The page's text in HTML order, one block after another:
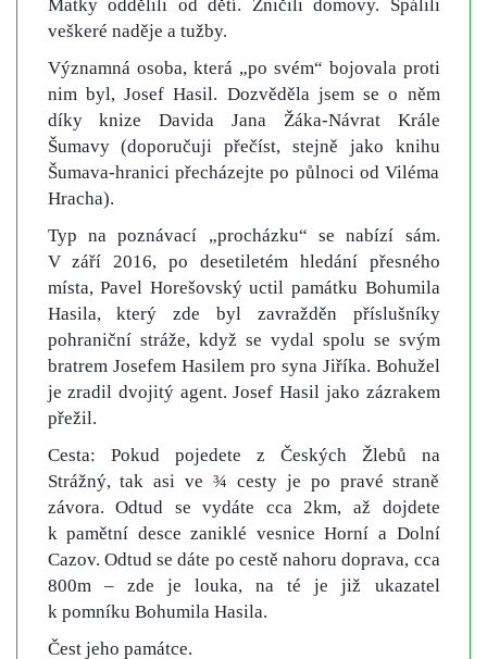
Matky oddělili od dětí. Zničili domovy. Spálili
veškeré naděje a tužby.
Významná osoba, která „po svém“ bojovala proti
nim byl, Josef Hasil. Dozvěděla jsem se o něm
díky knize Davida Jana Žáka-Návrat Krále
Šumavy (doporučuji přečíst, stejně jako knihu
Šumava-hranici přecházejte po půlnoci od Viléma
Hracha).
Typ na poznávací „procházku“ se nabízí sám.
V září 2016, po desetiletém hledání přesného
místa, Pavel Horešovský uctil památku Bohumila
Hasila, který zde byl zavražděn příslušníky
pohraniční stráže, když se vydal spolu se svým
bratrem Josefem Hasilem pro syna Jiříka. Bohužel
je zradil dvojitý agent. Josef Hasil jako zázrakem
přežil.
Cesta: Pokud pojedete z Českých Žlebů na
Strážný, tak asi ve ¾ cesty je po pravé straně
závora. Odtud se vydáte cca 2km, až dojdete
k pamětní desce zaniklé vesnice Horní a Dolní
Cazov. Odtud se dáte po cestě nahoru doprava, cca
800m – zde je louka, na té je již ukazatel
k pomníku Bohumila Hasila.
Čest jeho památce.